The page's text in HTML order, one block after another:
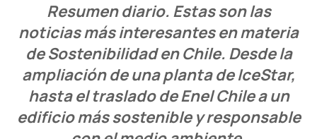
Resumen diario. Estas son las
noticias más interesantes en materia
de Sostenibilidad en Chile. Desde la
ampliación de una planta de IceStar,
hasta el traslado de Enel Chile a un
edificio más sostenible y responsable